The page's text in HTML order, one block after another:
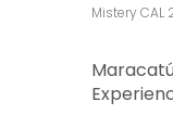
Mistery CAL